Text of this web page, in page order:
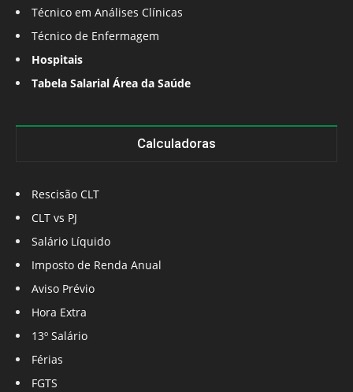
Técnico em Análises Clínicas
Técnico de Enfermagem
Hospitais
Tabela Salarial Área da Saúde
Calculadoras
Rescisão CLT
CLT vs PJ
Salário Líquido
Imposto de Renda Anual
Aviso Prévio
Hora Extra
13º Salário
Férias
FGTS